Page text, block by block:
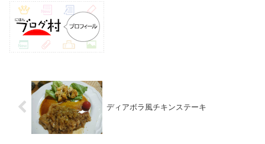
ディアボラ風チキンステーキ